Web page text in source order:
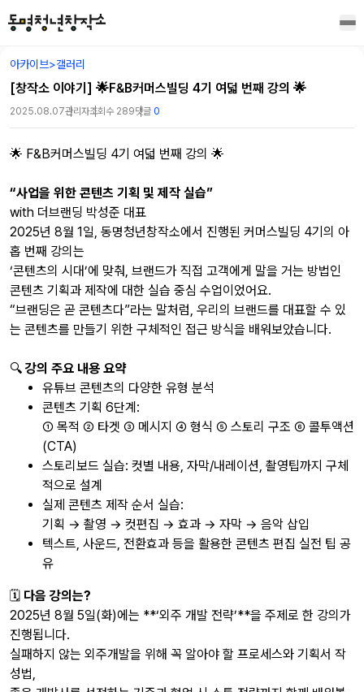
아카이브>갤러리
[창작소 이야기] 🌟F&B커머스빌딩 4기 여덟 번째 강의 🌟
2025.08.07관리자조회수 289댓글 0
🌟 F&B커머스빌딩 4기 여덟 번째 강의 🌟
“사업을 위한 콘텐츠 기획 및 제작 실습”
with 더브랜딩 박성준 대표
2025년 8월 1일, 동명청년창작소에서 진행된 커머스빌딩 4기의 아
홉 번째 강의는
‘콘텐츠의 시대’에 맞춰, 브랜드가 직접 고객에게 말을 거는 방법인
콘텐츠 기획과 제작에 대한 실습 중심 수업이었어요.
“브랜딩은 곧 콘텐츠다”라는 말처럼, 우리의 브랜드를 대표할 수 있
는 콘텐츠를 만들기 위한 구체적인 접근 방식을 배워보았습니다.
🔍 강의 주요 내용 요약
유튜브 콘텐츠의 다양한 유형 분석
콘텐츠 기획 6단계:
① 목적 ② 타겟 ③ 메시지 ④ 형식 ⑤ 스토리 구조 ⑥ 콜투액션
(CTA)
스토리보드 실습: 컷별 내용, 자막/내레이션, 촬영팁까지 구체
적으로 설계
실제 콘텐츠 제작 순서 실습:
기획 → 촬영 → 컷편집 → 효과 → 자막 → 음악 삽입
텍스트, 사운드, 전환효과 등을 활용한 콘텐츠 편집 실전 팁 공
유
🗓 다음 강의는?
2025년 8월 5일(화)에는 **‘외주 개발 전략’**을 주제로 한 강의가
진행됩니다.
실패하지 않는 외주개발을 위해 꼭 알아야 할 프로세스와 기획서 작
성법,